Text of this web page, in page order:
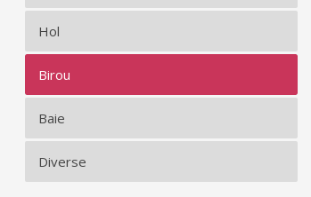
Hol
Birou
Baie
Diverse